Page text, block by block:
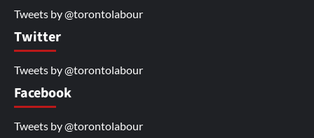
Tweets by @torontolabour
Twitter
Tweets by @torontolabour
Facebook
Tweets by @torontolabour